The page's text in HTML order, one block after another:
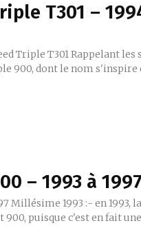
T301 –
Rappelant les sport
900, dont le nom s'inspire
– 1993 à 1997
puisque c'est en fait une